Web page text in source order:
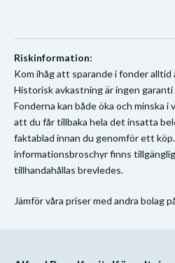
Riskinformation:
Kom ihåg att sparande i fonder
Historisk avkastning är ingen
Fonderna kan både öka och minska
att du får tillbaka hela det insatta
faktablad innan du genomför ett
informationsbroschyr finns
tillhandahållas brevledes.
Jämför våra priser med andra bolag